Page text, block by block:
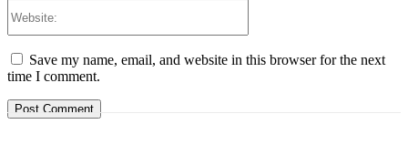
Save my name, email, and website in this browser for the next
time I comment.